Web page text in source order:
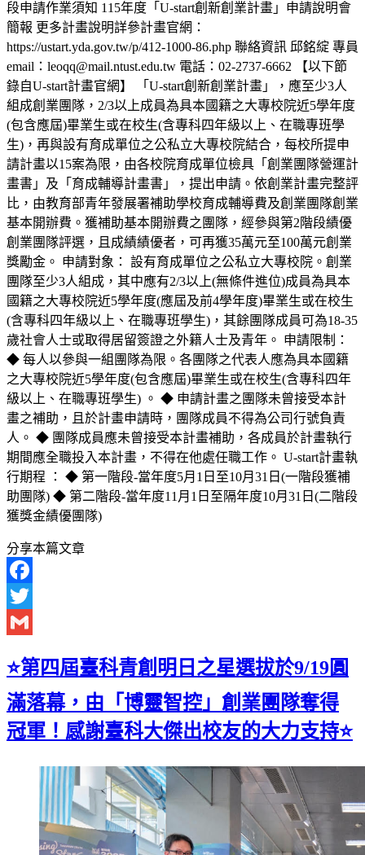
段申請作業須知 115年度「U-start創新創業計畫」申請說明會
簡報 更多計畫說明詳參計畫官網：
https://ustart.yda.gov.tw/p/412-1000-86.php 聯絡資訊 邱銘綻 專員
email：leoqq@mail.ntust.edu.tw 電話：02-2737-6662 【以下節
錄自U-start計畫官網】 「U-start創新創業計畫」，應至少3人
組成創業團隊，2/3以上成員為具本國籍之大專校院近5學年度
(包含應屆)畢業生或在校生(含專科四年級以上、在職專班學
生)，再與設有育成單位之公私立大專校院結合，每校所提申
請計畫以15案為限，由各校院育成單位檢具「創業團隊營運計
畫書」及「育成輔導計畫書」，提出申請。依創業計畫完整評
比，由教育部青年發展署補助學校育成輔導費及創業團隊創業
基本開辦費。獲補助基本開辦費之團隊，經參與第2階段績優
創業團隊評選，且成績績優者，可再獲35萬元至100萬元創業
獎勵金。 申請對象： 設有育成單位之公私立大專校院。創業
團隊至少3人組成，其中應有2/3以上(無條件進位)成員為具本
國籍之大專校院近5學年度(應屆及前4學年度)畢業生或在校生
(含專科四年級以上、在職專班學生)，其餘團隊成員可為18-35
歲社會人士或取得居留簽證之外籍人士及青年。 申請限制：
◆ 每人以參與一組團隊為限。各團隊之代表人應為具本國籍
之大專校院近5學年度(包含應屆)畢業生或在校生(含專科四年
級以上、在職專班學生) 。 ◆ 申請計畫之團隊未曾接受本計
畫之補助，且於計畫申請時，團隊成員不得為公司行號負責
人。 ◆ 團隊成員應未曾接受本計畫補助，各成員於計畫執行
期間應全職投入本計畫，不得在他處任職工作。 U-start計畫執
行期程 ： ◆ 第一階段-當年度5月1日至10月31日(一階段獲補
助團隊) ◆ 第二階段-當年度11月1日至隔年度10月31日(二階段
獲獎金績優團隊)
分享本篇文章
Facebook
Twitter
⭐第四屆臺科青創明日之星選拔於9/19圓
滿落幕，由「博靈智控」創業團隊奪得
冠軍！感謝臺科大傑出校友的大力支持⭐